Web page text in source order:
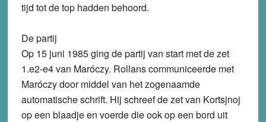
tijd tot de top hadden behoord.
De partij
Op 15 juni 1985 ging de partij van start met de zet
1.e2-e4 van Maróczy. Rollans communiceerde met
Maróczy door middel van het zogenaamde
automatische schrift. Hij schreef de zet van Kortsjnoj
op een blaadje en voerde die ook op een bord uit